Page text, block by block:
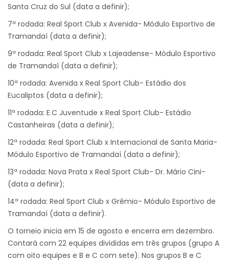
Santa Cruz do Sul (data a definir);
7ª rodada: Real Sport Club x Avenida- Módulo Esportivo de
Tramandaí (data a definir);
9ª rodada: Real Sport Club x Lajeadense- Módulo Esportivo
de Tramandaí (data a definir);
10ª rodada: Avenida x Real Sport Club- Estádio dos
Eucaliptos (data a definir);
11ª rodada: E.C Juventude x Real Sport Club- Estádio
Castanheiras (data a definir);
12ª rodada: Real Sport Club x Internacional de Santa Maria-
Módulo Esportivo de Tramandaí (data a definir);
13ª rodada: Nova Prata x Real Sport Club- Dr. Mário Cini-
(data a definir);
14ª rodada: Real Sport Club x Grêmio- Módulo Esportivo de
Tramandaí (data a definir).
O torneio inicia em 15 de agosto e encerra em dezembro.
Contará com 22 equipes divididas em três grupos (grupo A
com oito equipes e B e C com sete). Nos grupos B e C